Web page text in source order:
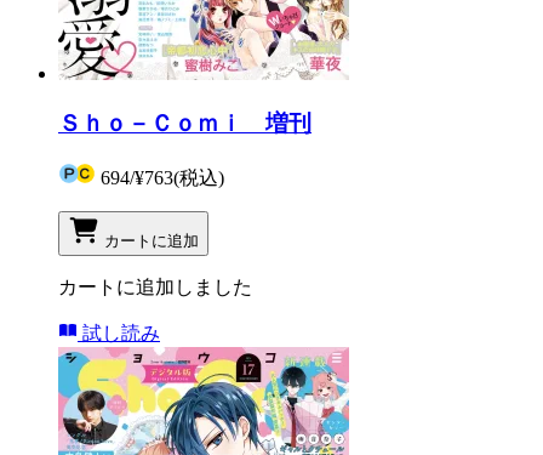
Ｓｈｏ－Ｃｏｍｉ 増刊
694/¥763(税込)
カートに追加
カートに追加しました
試し読み